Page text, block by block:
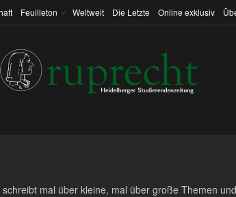
Feuilleton Weltweit Die Letzte Online exklusiv
mal über kleine, mal über große Themen